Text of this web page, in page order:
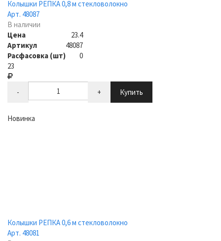
Колышки РЕПКА 0,8 м стекловолокно
Арт. 48087
В наличии
Цена
23.4
Артикул
48087
Расфасовка (шт)
0
23
- + Купить
Новинка
Колышки РЕПКА 0,6 м стекловолокно
Арт. 48081